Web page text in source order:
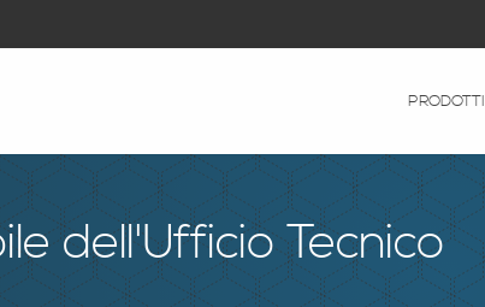
PRODOTTI
dell'Ufficio Tecnico